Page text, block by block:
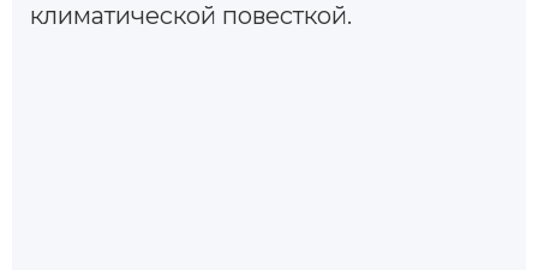
климатической повесткой.